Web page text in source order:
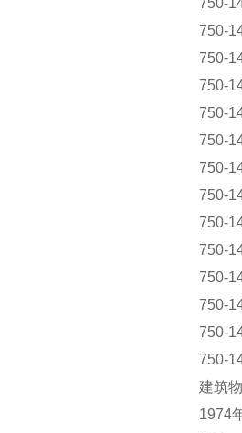
750-
750-
750-
750-
750-
750-
750-
750-
750-
750-
750-
750-
750-
750-
建筑
1974